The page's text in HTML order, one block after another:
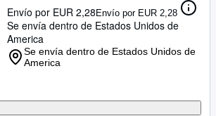
Envío por EUR 2,28Envío por EUR 2,28
Se envía dentro de Estados Unidos de
America
Se envía dentro de Estados Unidos de
America